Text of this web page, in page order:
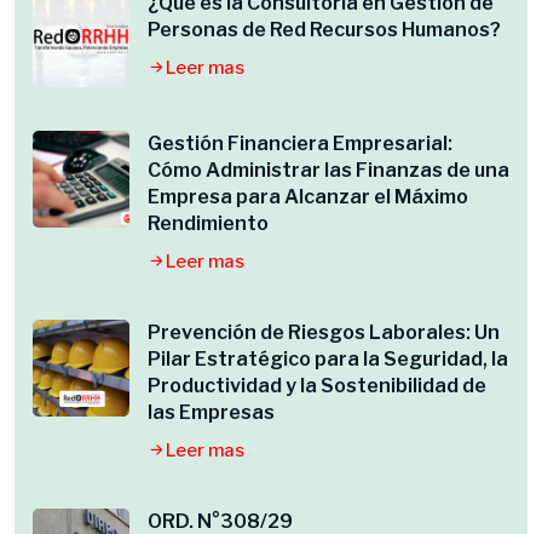
Personas de Red Recursos Humanos?
Leer mas
Gestión Financiera Empresarial:
Cómo Administrar las Finanzas de una
Empresa para Alcanzar el Máximo
Rendimiento
Leer mas
Prevención de Riesgos Laborales: Un
Pilar Estratégico para la Seguridad, la
Productividad y la Sostenibilidad de
las Empresas
Leer mas
ORD. N°308/29